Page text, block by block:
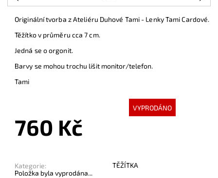
Originální tvorba z Ateliéru Duhové Tami - Lenky Tami Cardové.
Těžítko v průměru cca 7 cm.
Jedná se o orgonit.
Barvy se mohou trochu lišit monitor/telefon.
Tami
VYPRODÁNO
760 Kč
Kategorie:
TĚŽÍTKA
Položka byla vyprodána...